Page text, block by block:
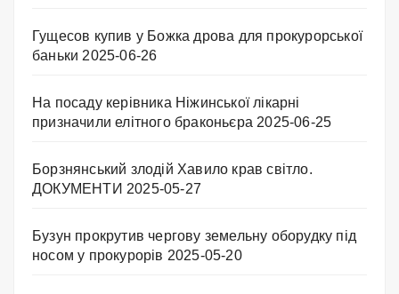
Гущесов купив у Божка дрова для прокурорської
баньки 2025-06-26
На посаду керівника Ніжинської лікарні
призначили елітного браконьєра 2025-06-25
Борзнянський злодій Хавило крав світло.
ДОКУМЕНТИ 2025-05-27
Бузун прокрутив чергову земельну оборудку під
носом у прокурорів 2025-05-20